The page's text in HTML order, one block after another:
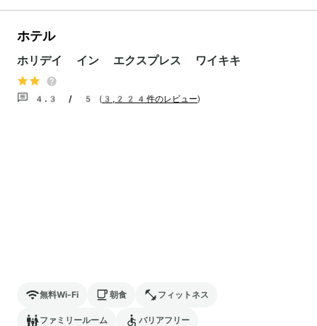
ホテル
ホリデイ イン エクスプレス ワイキキ
4.3 / 5 ( 3,224件のレビュー)
無料Wi-Fi 朝食 フィットネス
ファミリールーム バリアフリー